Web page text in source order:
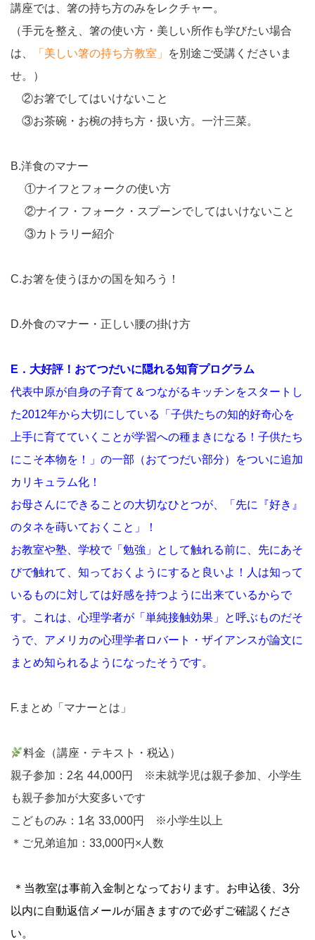
講座では、箸の持ち方のみをレクチャー。
（手元を整え、箸の使い方・美しい所作も学びたい場合
は、
「美しい箸の持ち方教室」
を別途ご受講くださいま
せ。）
②お箸でしてはいけないこと
③お茶碗・お椀の持ち方・扱い方。一汁三菜。
B.洋食のマナー
①ナイフとフォークの使い方
②ナイフ・フォーク・スプーンでしてはいけないこと
③カトラリー紹介
C.お箸を使うほかの国を知ろう！
D.外食のマナー・正しい腰の掛け方
E．大好評！おてつだいに隠れる知育プログラム
代表中原が自身の子育て＆つながるキッチンをスタートし
た2012年から大切にしている「子供たちの知的好奇心を
上手に育てていくことが学習への種まきになる！子供たち
にこそ本物を！」の一部（おてつだい部分）をついに追加
カリキュラム化！
お母さんにできることの大切なひとつが、「先に『好き』
のタネを蒔いておくこと」！
お教室や塾、学校で「勉強」として触れる前に、先にあそ
びで触れて、知っておくようにすると良いよ！人は知って
いるものに対しては好感を持つように出来ているからで
す。これは、心理学者が「単純接触効果」と呼ぶものだそ
うで、アメリカの心理学者ロバート・ザイアンスが論文に
まとめ知られるようになったそうです。
F.まとめ「マナーとは」
料金（講座・テキスト・税込）
親子参加：2名 44,000円 ※未就学児は親子参加、小学生
も親子参加が大変多いです
こどものみ：1名 33,000円 ※小学生以上
＊ご兄弟追加：33,000円×人数
＊当教室は事前入金制となっております。お申込後、3分
以内に自動返信メールが届きますので必ずご確認くださ
い。